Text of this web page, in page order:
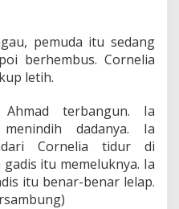
pemuda itu sedang
berhembus. Cornelia
letih.
terbangun. Ia
dadanya. Ia
Cornelia tidur di
itu memeluknya. Ia
itu benar-benar lelap.